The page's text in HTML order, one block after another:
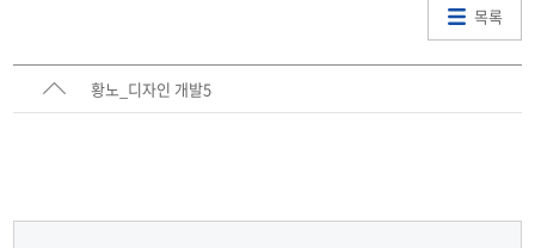
목록
황노_디자인 개발5